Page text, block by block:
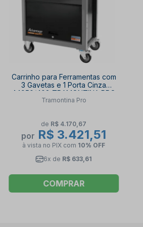
Carrinho para Ferramentas com
3 Gavetas e 1 Porta Cinza
44950/408 TRAMONTINA PRO
Tramontina Pro
de R$ 4.170,67
por R$ 3.421,51
à vista no PIX com 10% OFF
6x de R$ 633,61
COMPRAR